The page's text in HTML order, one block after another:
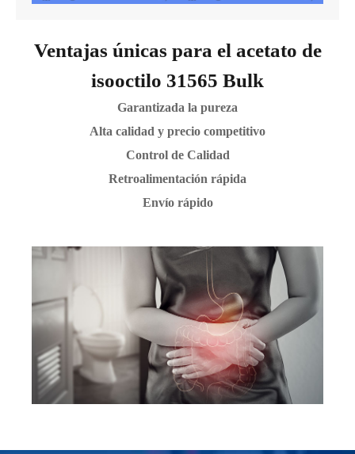
Ventajas únicas para el acetato de
isooctilo 31565 Bulk
Garantizada la pureza
Alta calidad y precio competitivo
Control de Calidad
Retroalimentación rápida
Envío rápido